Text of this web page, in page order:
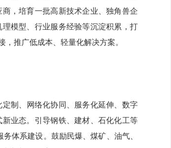
，培育一批高新技术企业、独角兽企
模型、行业服务经验等沉淀积累，打
推广低成本、轻量化解决方案。
制、网络化协同、服务化延伸、数字
业态。引导钢铁、建材、石化化工等
体系建设。鼓励民爆、煤矿、油气、